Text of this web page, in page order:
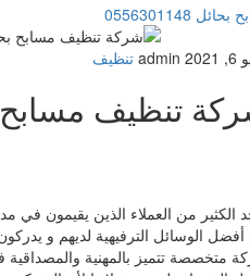
admin تنظيف
تنظيف مسابح بحائل
الكثير من العملاء الذين يقيمون
الوسائل الترفيهية لديهم و
متخصصة تتميز بالمهنية والمصداقية